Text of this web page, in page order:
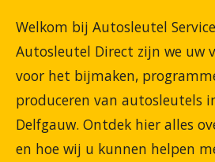
Welkom bij Autosleutel
Autosleutel Direct zijn we uw
voor het bijmaken,
produceren van autosleutels
Delfgauw. Ontdek hier alles
en hoe wij u kunnen helpen